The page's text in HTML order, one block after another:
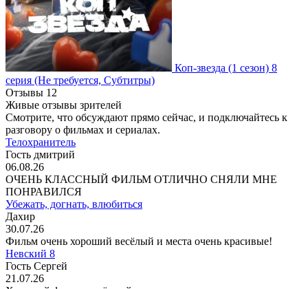
Коп-звезда (1 сезон) 8
серия (Не требуется, Субтитры)
Отзывы 12
Живые отзывы зрителей
Смотрите, что обсуждают прямо сейчас, и подключайтесь к
разговору о фильмах и сериалах.
Телохранитель
Гость дмитрий
06.08.26
ОЧЕНЬ КЛАССНЫЙ ФИЛЬМ ОТЛИЧНО СНЯЛИ МНЕ
ПОНРАВИЛСЯ
Убежать, догнать, влюбиться
Дахир
30.07.26
Фильм очень хороший весёлый и места очень красивые!
Невский 8
Гость Сергей
21.07.26